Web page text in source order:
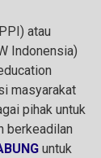
atau
Indonensia)
masyarakat
pihak untuk
berkeadilan
untuk